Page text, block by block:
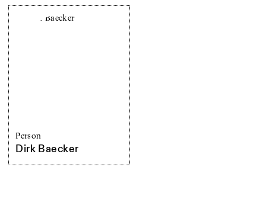
Person
Dirk Baecker